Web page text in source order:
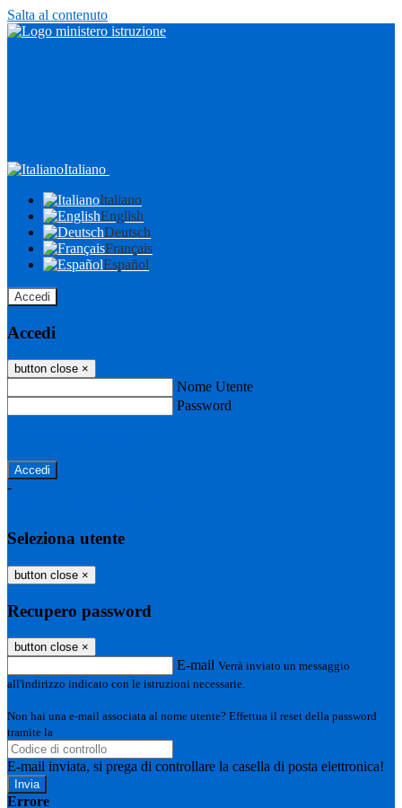
Salta al contenuto
Italiano
Italiano
English
Deutsch
Français
Español
Accedi
Accedi
button close ×
Nome Utente
Password
-
Seleziona utente
button close ×
Recupero password
button close ×
E-mail Verrà inviato un messaggio
all'indirizzo indicato con le istruzioni necessarie.
Non hai una e-mail associata al nome utente? Effettua il reset della password
tramite la
E-mail inviata, si prega di controllare la casella di posta elettronica!
Errore